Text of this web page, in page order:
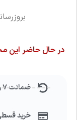
بروزرسانی
در حال حاضر این
ضمانت ۷ روزه بازگشت کالا
خرید قسطی ۱۸ ماهه بدون